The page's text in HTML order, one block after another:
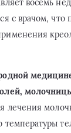
восемь
с врачом, что
лечения
температуры